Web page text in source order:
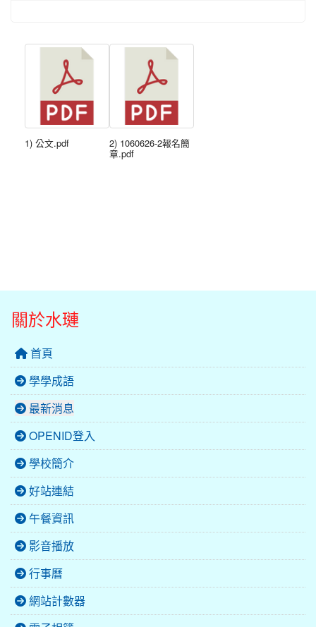
1) 公文.pdf 2) 1060626-2報名簡
章.pdf
關於水璉
首頁
學學成語
最新消息
OPENID登入
學校簡介
好站連結
午餐資訊
影音播放
行事曆
網站計數器